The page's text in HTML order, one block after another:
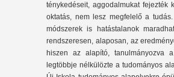
ténykedéseit, aggodalmukat
oktatás, nem lesz megfelelő a
módszerek is hatástalanok
rendszeresen, alaposan, az
hiszen az alapító, tanulmányozva
legtöbbje nélkülözte a tudományos